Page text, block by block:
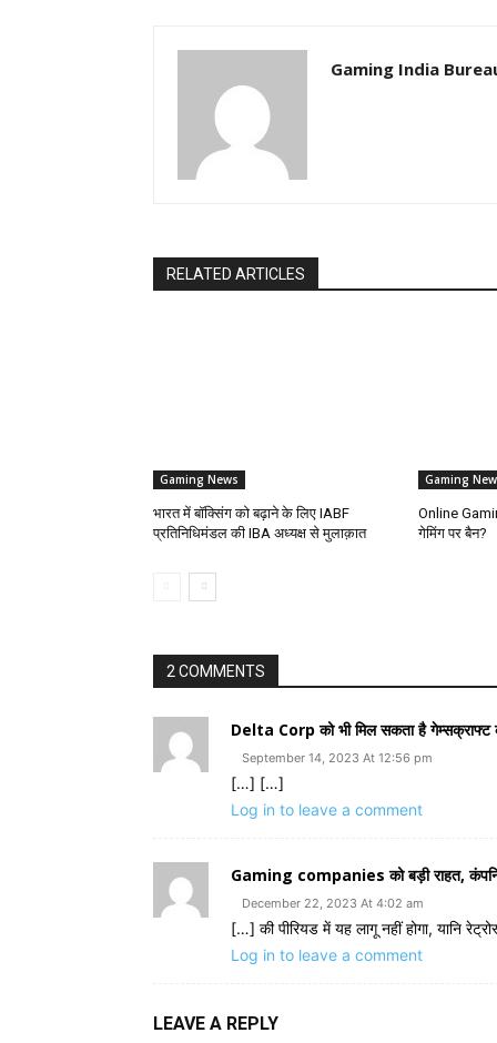
Gaming India
RELATED ARTICLES
Gaming News
भारत में बॉक्सिंग को बढ़ाने के लिए IABF
प्रतिनिधिमंडल की IBA अध्यक्ष से मुलाक़ात
Gaming
Online
गेमिंग पर बैन?
2 COMMENTS
Delta Corp को भी मिल सकता है गेम्सक्राफ्ट
September 14, 2023 At 12:56 pm
[…] […]
Log in to leave a comment
Gaming companies को बड़ी राहत,
December 22, 2023 At 4:02 am
[…] की पीरियड में यह लागू नहीं होगा, यानि
Log in to leave a comment
LEAVE A REPLY